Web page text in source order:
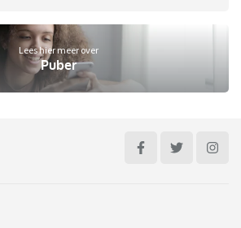
Lees hier meer over
Puber